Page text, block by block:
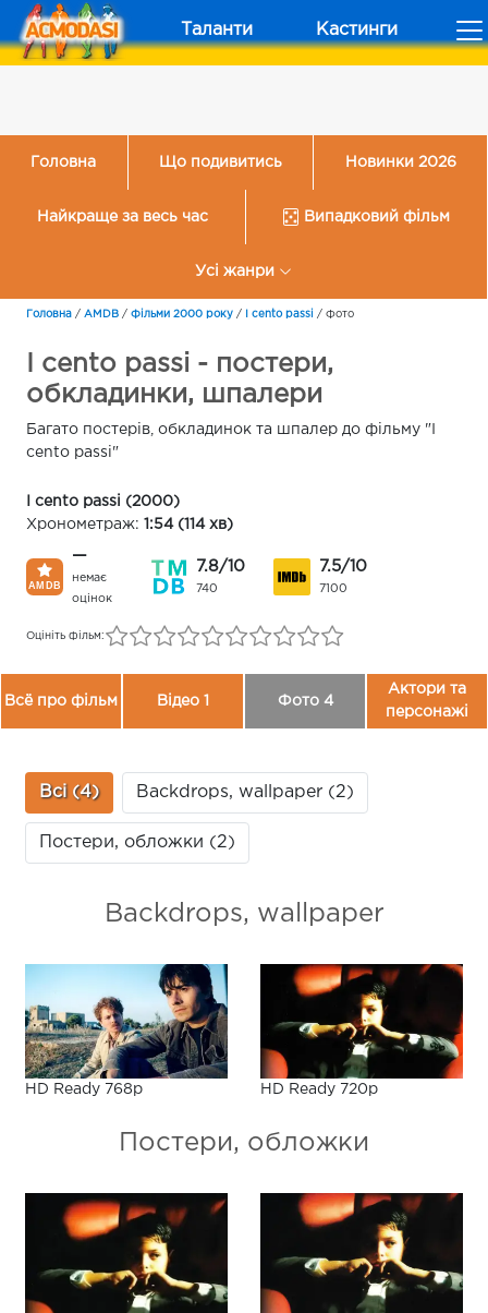
Таланти Кастинги
Головна Що подивитись Новинки 2026
Найкраще за весь час Випадковий фільм
Усі жанри
Головна / AMDB / Фільми 2000 року / I cento passi / Фото
I cento passi - постери,
обкладинки, шпалери
Багато постерів, обкладинок та шпалер до фільму "I
cento passi"
I cento passi (2000)
Хронометраж: 1:54 (114 хв)
—
немає
оцінок
7.8/10
740
7.5/10
7100
Оцініть фільм:
Всё про фільм Відео 1 Фото 4
Актори та
персонажі
Всі (4) Backdrops, wallpaper (2)
Постери, обложки (2)
Backdrops, wallpaper
HD Ready 768p HD Ready 720p
Постери, обложки